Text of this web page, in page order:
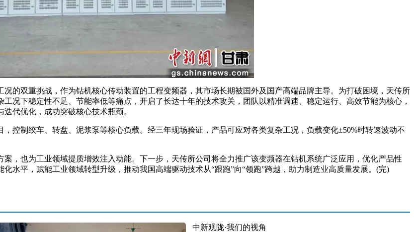
双重挑战，作为钻机核心传动装置的工程变频器，其市场长期被国外及国产高端品牌主导。为打破困境，天传所
况下稳定性不足、节能率低等痛点，开启了长达十年的技术攻关，团队以精准调速、稳定运行、高效节能为核心，
代优化，成功突破核心技术瓶颈。
制绞车、转盘、泥浆泵等核心负载。经三年现场验证，产品可应对各类复杂工况，负载变化±50%时转速波动不
也为工业领域提质增效注入动能。下一步，天传所公司将全力推广该变频器在钻机系统广泛应用，优化产品性
水平，赋能工业领域转型升级，推动我国高端驱动技术从“跟跑”向“领跑”跨越，助力制造业高质量发展。(完)
中新观陇·我们的视角